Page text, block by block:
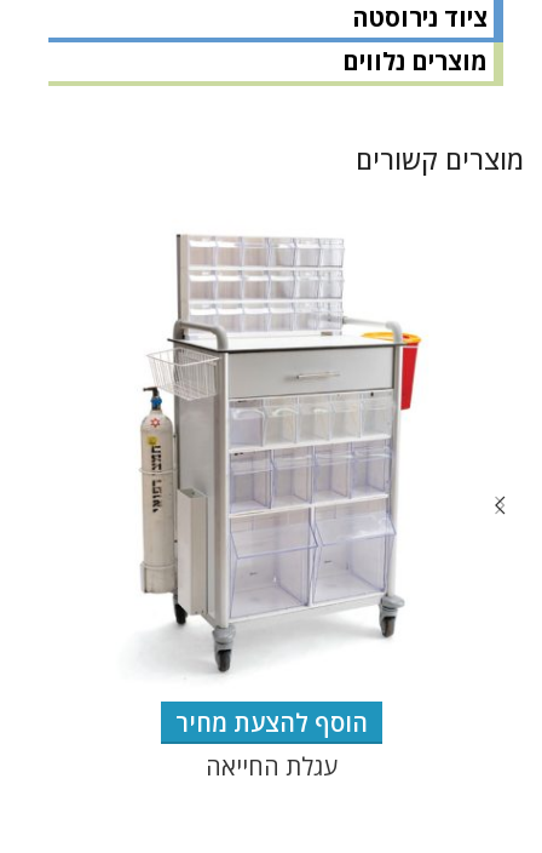
ציוד נירוסטה
מוצרים נלווים
מוצרים קשורים
הוסף להצעת מחיר
עגלת החייאה